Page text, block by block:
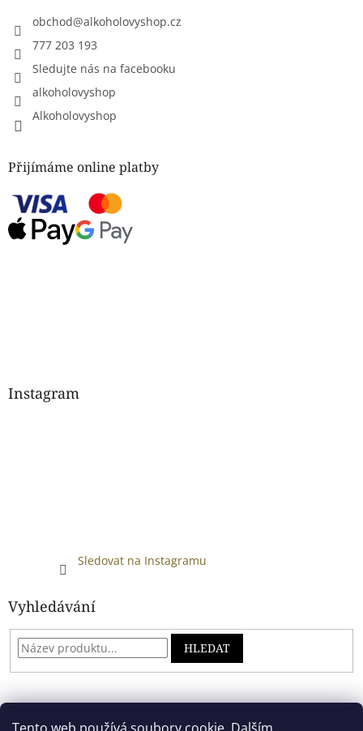
obchod@alkoholovyshop.cz
777 203 193
Sledujte nás na facebooku
alkoholovyshop
Alkoholovyshop
Přijímáme online platby
Instagram
Sledovat na Instagramu
Vyhledávání
HLEDAT